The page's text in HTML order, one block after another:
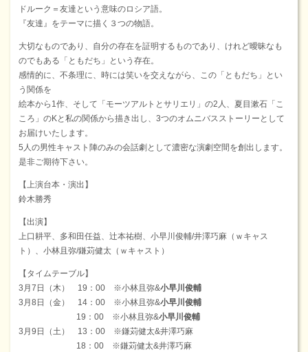
ドルーク＝友達という意味のロシア語。
『友達』をテーマに描く３つの物語。
大切なものであり、自分の存在を証明するものであり、けれど曖昧なも
のでもある「ともだち」という存在。
感情的に、不条理に、時には笑いを交えながら、この「ともだち」とい
う関係を
絵本から1作、そして「モーツアルトとサリエリ」の2人、夏目漱石「こ
ころ」のKと私の関係から描き出し、3つのオムニバスストーリーとして
お届けいたします。
5人の男性キャスト陣のみの会話劇として濃密な演劇空間を創出します。
是非ご期待下さい。
【上演台本・演出】
鈴木勝秀
【出演】
上口耕平、多和田任益、辻本祐樹、小早川俊輔/井澤巧麻（ｗキャス
ト）、小林且弥/鎌苅健太（ｗキャスト）
【タイムテーブル】
3月7日（木） 19：00 ※小林且弥&小早川俊輔
3月8日（金） 14：00 ※小林且弥&小早川俊輔
19：00 ※小林且弥&小早川俊輔
3月9日（土） 13：00 ※鎌苅健太&井澤巧麻
18：00 ※鎌苅健太&井澤巧麻